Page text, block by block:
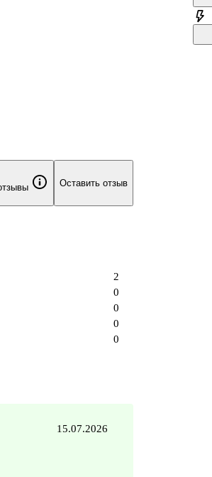
Оставить отзыв
0
0
0
0
2
15.07.2026